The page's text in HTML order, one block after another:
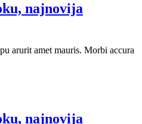
najnovija
arurit amet mauris. Morbi accura
najnovija